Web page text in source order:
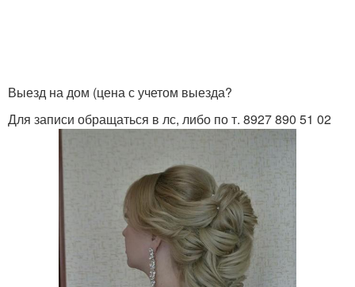
Выезд на дом (цена с учетом выезда?
Для записи обращаться в лс, либо по т. 8927 890 51 02